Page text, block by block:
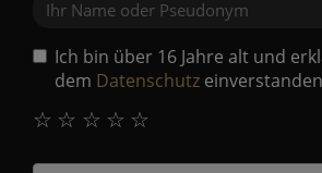
Ich bin über 16 Jahre alt und
dem Datenschutz
☆
☆
☆
☆
☆